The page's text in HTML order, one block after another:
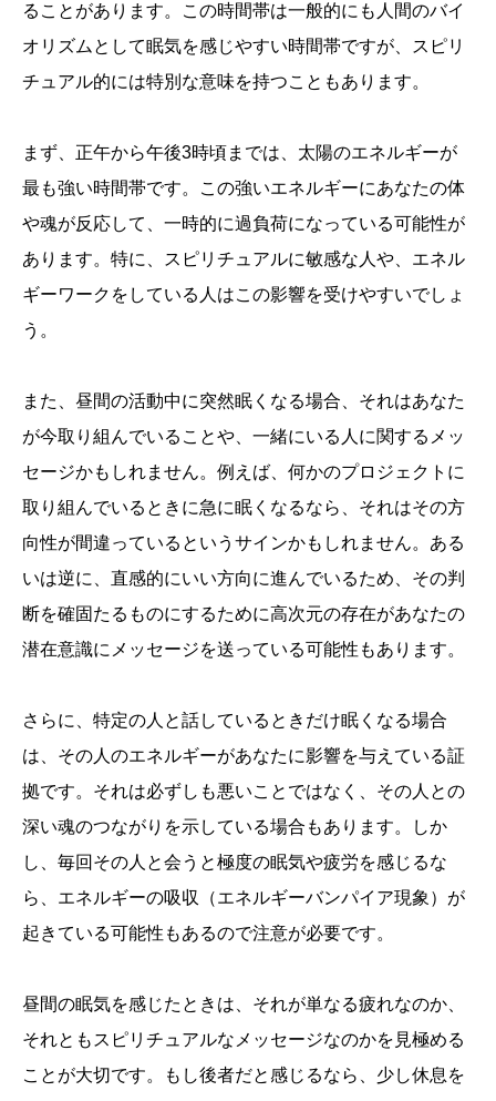
ることがあります。この時間帯は一般的にも人間のバイ
オリズムとして眠気を感じやすい時間帯ですが、スピリ
チュアル的には特別な意味を持つこともあります。
まず、正午から午後3時頃までは、太陽のエネルギーが
最も強い時間帯です。この強いエネルギーにあなたの体
や魂が反応して、一時的に過負荷になっている可能性が
あります。特に、スピリチュアルに敏感な人や、エネル
ギーワークをしている人はこの影響を受けやすいでしょ
う。
また、昼間の活動中に突然眠くなる場合、それはあなた
が今取り組んでいることや、一緒にいる人に関するメッ
セージかもしれません。例えば、何かのプロジェクトに
取り組んでいるときに急に眠くなるなら、それはその方
向性が間違っているというサインかもしれません。ある
いは逆に、直感的にいい方向に進んでいるため、その判
断を確固たるものにするために高次元の存在があなたの
潜在意識にメッセージを送っている可能性もあります。
さらに、特定の人と話しているときだけ眠くなる場合
は、その人のエネルギーがあなたに影響を与えている証
拠です。それは必ずしも悪いことではなく、その人との
深い魂のつながりを示している場合もあります。しか
し、毎回その人と会うと極度の眠気や疲労を感じるな
ら、エネルギーの吸収（エネルギーバンパイア現象）が
起きている可能性もあるので注意が必要です。
昼間の眠気を感じたときは、それが単なる疲れなのか、
それともスピリチュアルなメッセージなのかを見極める
ことが大切です。もし後者だと感じるなら、少し休息を